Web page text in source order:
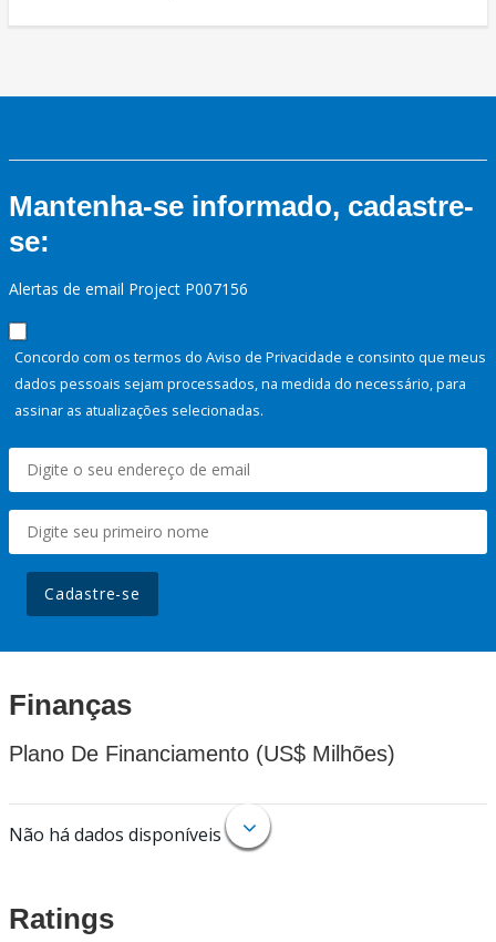
Mantenha-se informado, cadastre-
se:
Alertas de email Project P007156
Concordo com os termos do Aviso de Privacidade e consinto que meus
dados pessoais sejam processados, na medida do necessário, para
assinar as atualizações selecionadas.
Cadastre-se
Finanças
Plano De Financiamento (US$ Milhões)
Não há dados disponíveis
Ratings